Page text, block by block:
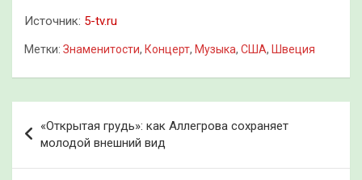
Источник: 5-tv.ru
Метки: Знаменитости, Концерт, Музыка, США, Швеция
по
записям
«Открытая грудь»: как Аллегрова сохраняет
молодой внешний вид